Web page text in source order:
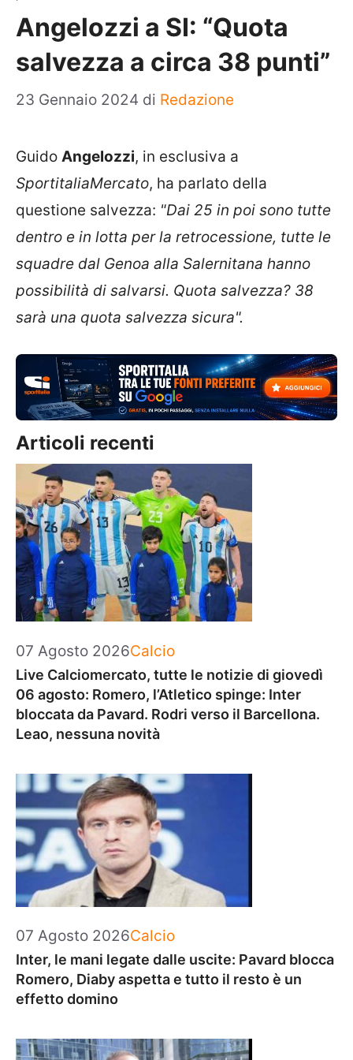
Angelozzi a SI: “Quota
salvezza a circa 38 punti”
23 Gennaio 2024 di Redazione
Guido Angelozzi, in esclusiva a
SportitaliaMercato, ha parlato della
questione salvezza: "Dai 25 in poi sono tutte
dentro e in lotta per la retrocessione, tutte le
squadre dal Genoa alla Salernitana hanno
possibilità di salvarsi. Quota salvezza? 38
sarà una quota salvezza sicura".
Articoli recenti
07 Agosto 2026Categorie
Calcio
Live Calciomercato, tutte le notizie di giovedì
06 agosto: Romero, l’Atletico spinge: Inter
bloccata da Pavard. Rodri verso il Barcellona.
Leao, nessuna novità
07 Agosto 2026Categorie
Calcio
Inter, le mani legate dalle uscite: Pavard blocca
Romero, Diaby aspetta e tutto il resto è un
effetto domino